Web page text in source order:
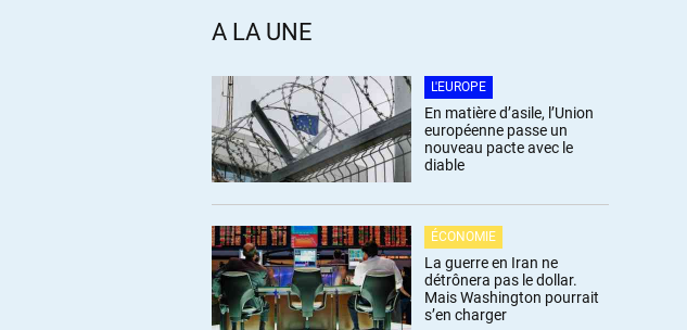
A LA UNE
L'EUROPE
En matière d’asile, l’Union
européenne passe un
nouveau pacte avec le
diable
ÉCONOMIE
La guerre en Iran ne
détrônera pas le dollar.
Mais Washington pourrait
s’en charger